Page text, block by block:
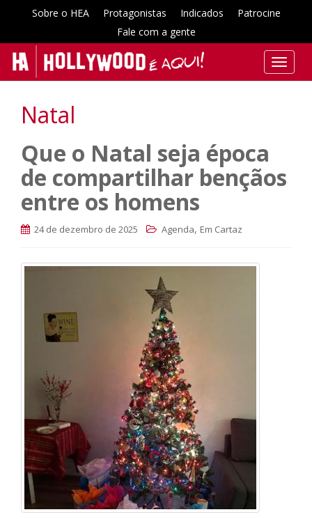
Sobre o HEA Protagonistas Indicados
Patrocine
Fale com a gente
T
o
a
Natal
Que o Natal seja época
de compartilhar bençãos
entre os homens
24 de dezembro de 2025 Agenda, Em Cartaz